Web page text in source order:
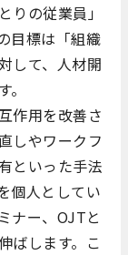
りの従業員」
目標は「組織
して、人材開
作用を改善さ
しやワークフ
といった手法
個人としてい
ナー、OJTと
ばします。こ